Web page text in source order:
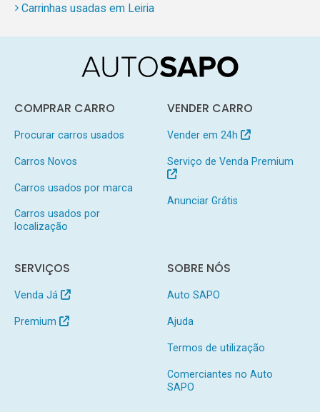
Carrinhas usadas em Leiria
COMPRAR CARRO
Procurar carros usados
Carros Novos
Carros usados por marca
Carros usados por
localização
VENDER CARRO
Vender em 24h
Serviço de Venda Premium
Anunciar Grátis
SERVIÇOS
Venda Já
Premium
SOBRE NÓS
Auto SAPO
Ajuda
Termos de utilização
Comerciantes no Auto
SAPO